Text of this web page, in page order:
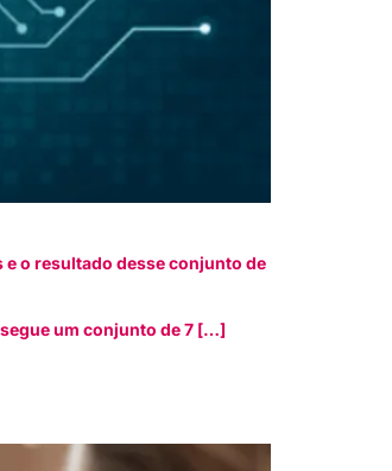
o resultado desse conjunto de
um conjunto de 7 […]